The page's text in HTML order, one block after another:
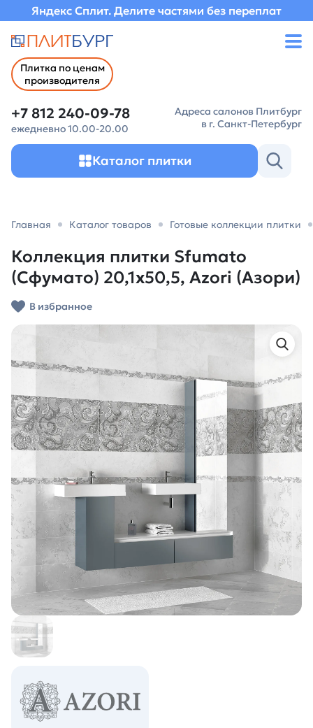
Яндекс Сплит. Делите частями без переплат
Плитка по ценам
производителя
+7 812 240-09-78
ежедневно 10.00-20.00
Адреса салонов Плитбург
в г. Санкт-Петербург
Каталог плитки
Главная Каталог товаров Готовые коллекции плитки
Коллекция плитки Sfumato
(Сфумато) 20,1х50,5, Azori (Азори)
В избранное